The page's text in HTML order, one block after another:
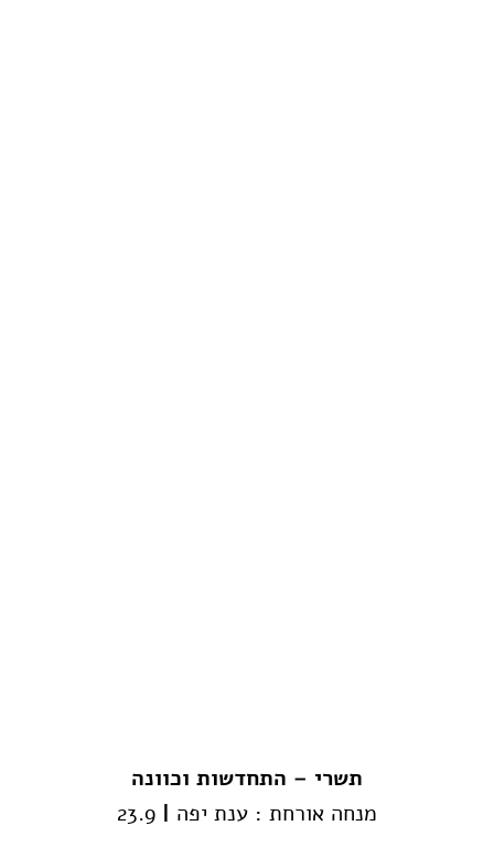
תשרי – התחדשות וכוונה
מנחה אורחת : ענת יפה |